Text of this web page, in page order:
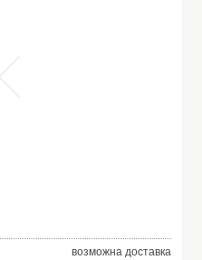
возможна доставка